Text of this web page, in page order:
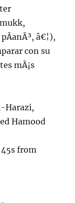
â€¦),
con su
mÃ¡s
Harazi,
Hamood
45s from